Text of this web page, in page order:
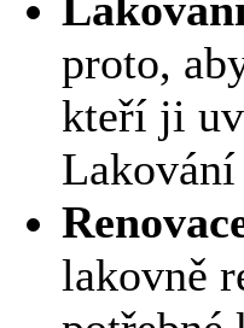
proto,
kteří ji
lakovně